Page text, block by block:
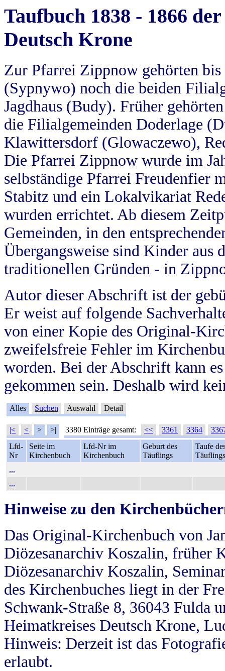
Taufbuch 1838 - 1866
Deutsch Krone
Zur Pfarrei Zippnow gehörten
(Sypnywo) noch die beiden
Jagdhaus (Budy). Früher
die Filialgemeinden Doderlage
Klawittersdorf (Glowaczewo),
Die Pfarrei Zippnow wurde im
selbständige Pfarrei Freudenfier
Stabitz und ein Lokalvikariat
wurden errichtet. Ab diesem
Gemeinden, in den
Übergangsweise sind Kinder aus
traditionellen Gründen - in
Autor dieser Abschrift ist der
Er weist auf folgende
von einer Kopie des Original-
zweifelsfreie Fehler im
worden. Bei der Abschrift kann
gekommen sein. Deshalb wird
Alles Suchen Auswahl Detail
|< < > >| 3380 Einträge gesamt: << 3361 3364
Lfd-
Nr
Seite im
Kirchenbuch
Lfd-Nr im
Kirchenbuch
Geburt des
Täuflings
Taufe
Täuflings
...
...
Hinweise zu den
Das Original-Kirchenbuch von
Diözesanarchiv Koszalin, früher
Diözesanarchiv Koszalin,
des Kirchenbuches liegt in der
Schwank-Straße 8, 36043 Fulda
Heimatkreises Deutsch Krone,
Hinweis: Derzeit ist das
erlaubt.